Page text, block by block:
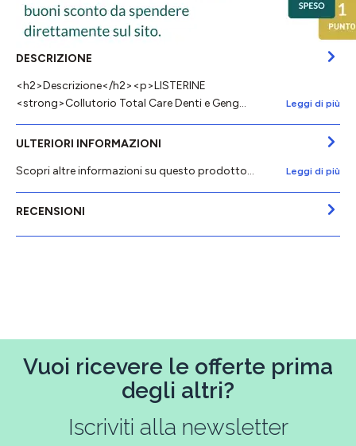
DESCRIZIONE
<h2>Descrizione</h2><p>LISTERINE
<strong>Collutorio Total Care Denti e Geng…
Leggi di più
ULTERIORI INFORMAZIONI
Scopri altre informazioni su questo prodotto...
Leggi di più
RECENSIONI
Vuoi ricevere le offerte prima
degli altri?
Iscriviti alla newsletter